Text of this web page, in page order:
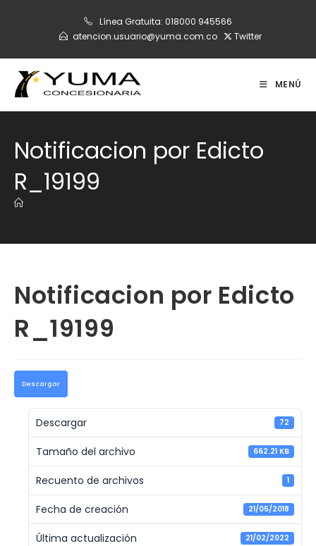
Línea Gratuita: 018000 945566
atencion.usuario@yuma.com.co
Twitter
MENÚ
Notificacion por Edicto
R_19199
Notificacion por Edicto
R_19199
Descargar
Descargar 72
Tamaño del archivo 662.21 KB
Recuento de archivos 1
Fecha de creación 21/05/2018
Última actualización 21/02/2022